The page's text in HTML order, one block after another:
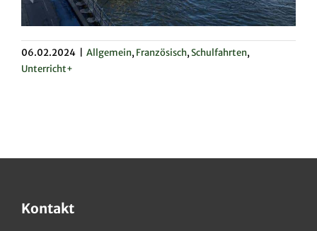
06.02.2024 Allgemein, Französisch,Schulfahrten,
Unterricht+
Kontakt